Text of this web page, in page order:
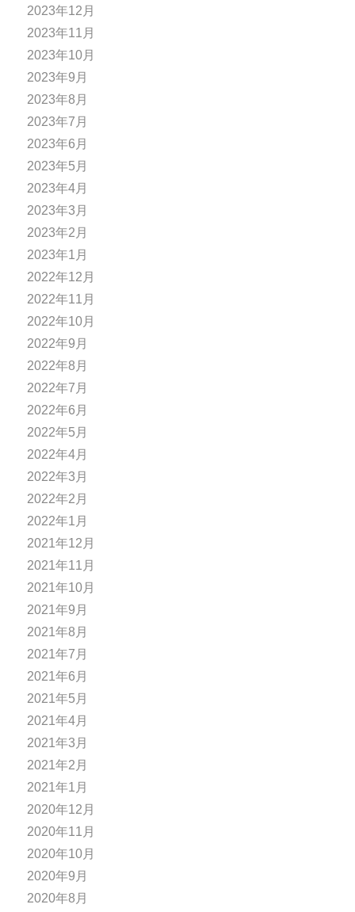
2023年12月
2023年11月
2023年10月
2023年9月
2023年8月
2023年7月
2023年6月
2023年5月
2023年4月
2023年3月
2023年2月
2023年1月
2022年12月
2022年11月
2022年10月
2022年9月
2022年8月
2022年7月
2022年6月
2022年5月
2022年4月
2022年3月
2022年2月
2022年1月
2021年12月
2021年11月
2021年10月
2021年9月
2021年8月
2021年7月
2021年6月
2021年5月
2021年4月
2021年3月
2021年2月
2021年1月
2020年12月
2020年11月
2020年10月
2020年9月
2020年8月